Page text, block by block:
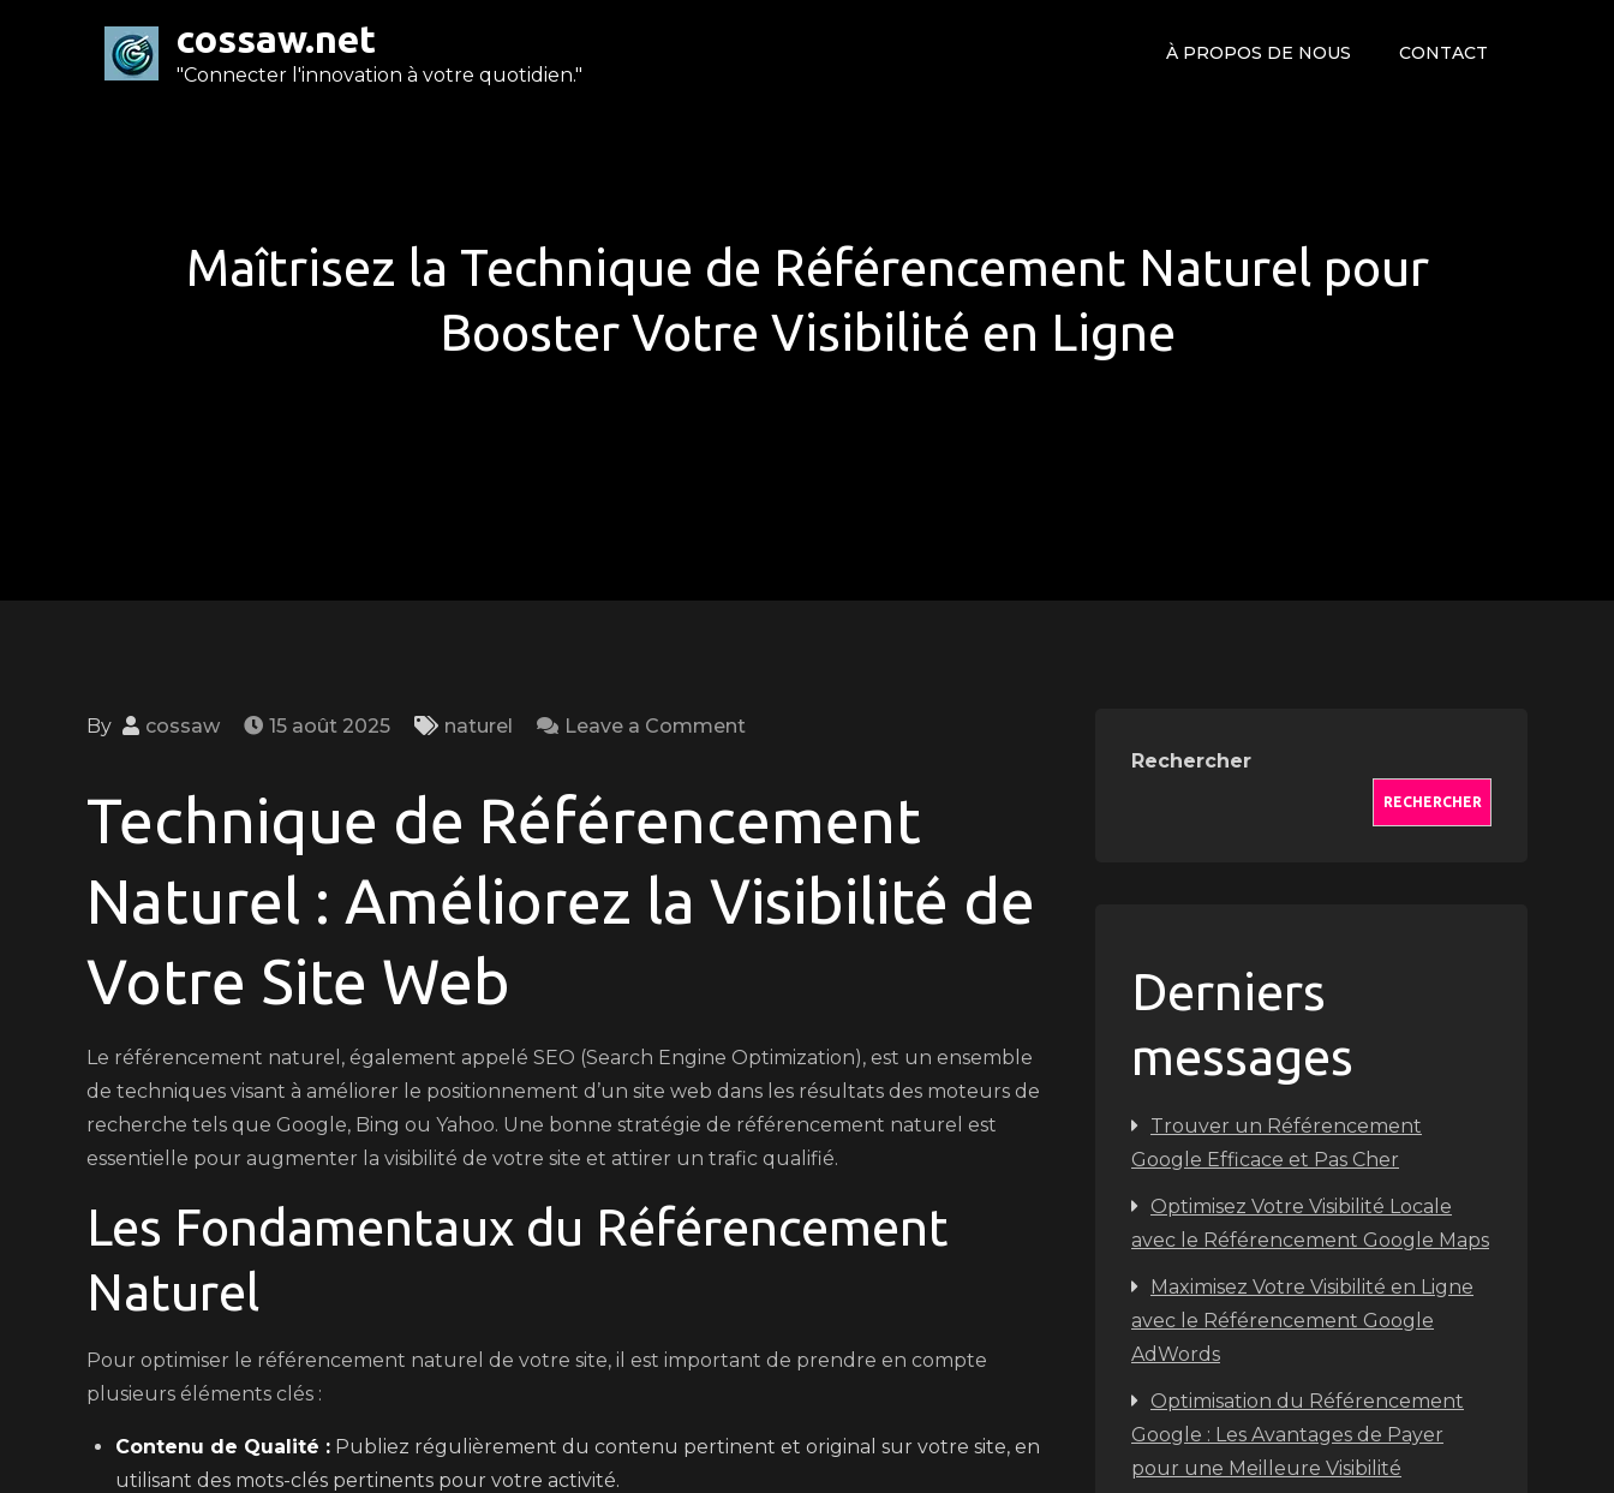
cossaw.net
"Connecter l'innovation à votre quotidien."
À PROPOS DE NOUS CONTACT
Maîtrisez la Technique de Référencement Naturel pour
Booster Votre Visibilité en Ligne
By cossaw 15 août 2025 naturel Leave a Comment
Technique
Référencement
Naturel
Visibilité
en
Ligne
Technique de Référencement
Naturel : Améliorez la Visibilité de
Votre Site Web
Le référencement naturel, également appelé SEO (Search Engine Optimization), est un ensemble
de techniques visant à améliorer le positionnement d’un site web dans les résultats des moteurs de
recherche tels que Google, Bing ou Yahoo. Une bonne stratégie de référencement naturel est
essentielle pour augmenter la visibilité de votre site et attirer un trafic qualifié.
Les Fondamentaux du Référencement
Naturel
Pour optimiser le référencement naturel de votre site, il est important de prendre en compte
plusieurs éléments clés :
Contenu de Qualité : Publiez régulièrement du contenu pertinent et original sur votre site, en
utilisant des mots-clés pertinents pour votre activité.
Rechercher
RECHERCHER
Derniers
messages
Trouver un Référencement
Google Efficace et Pas Cher
Optimisez Votre Visibilité Locale
avec le Référencement Google Maps
Maximisez Votre Visibilité en Ligne
avec le Référencement Google
AdWords
Optimisation du Référencement
Google : Les Avantages de Payer
pour une Meilleure Visibilité